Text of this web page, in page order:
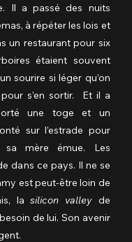
Il a passé des nuits
à répéter les lois et
un restaurant pour six
étaient souvent
sourire si léger qu’on
s’en sortir.  Et il a
sur l’estrade pour
sa mère émue. Les
dans ce pays. Il ne se
est peut-être loin de
la silicon valley de
de lui. Son avenir